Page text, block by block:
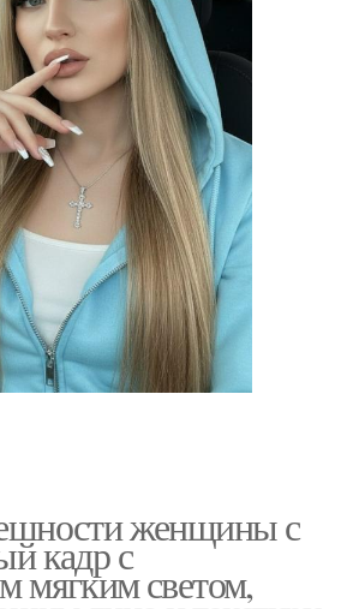
женщины с
кадр с
мягким светом,